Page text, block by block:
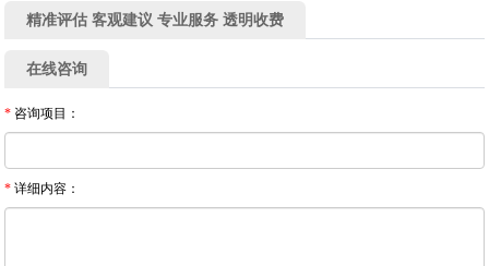
精准评估 客观建议 专业服务 透明收费
在线咨询
* 咨询项目：
* 详细内容：